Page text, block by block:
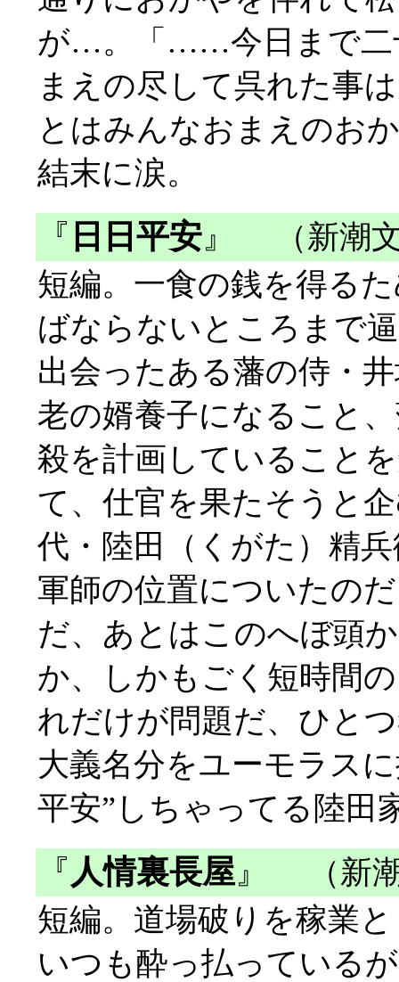
が…。「……今日まで二
まえの尽して呉れた事
とはみんなおまえのお
結末に涙。
『 日日平安 』
（新潮文
短編。一食の銭を得る
ばならないところまで
出会ったある藩の侍・
老の婿養子になること
殺を計画していること
て、仕官を果たそうと
代・陸田（くがた）精
軍師の位置についたの
だ、あとはこのへぼ頭
か、しかもごく短時間
れだけが問題だ、ひと
大義名分をユーモラス
平安”しちゃってる陸田
『 人情裏長屋 』
（新潮
短編。道場破りを稼業
いつも酔っ払っている